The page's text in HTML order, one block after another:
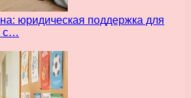
юридическая поддержка для
с…